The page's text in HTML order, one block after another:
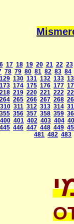
17 18 19 20 21 22 23
78 79 80 81 82 83 84
129 130 131 132 133
173 174 175 176 177
218 219 220 221 222
264 265 266 267 268
310 311 312 313 314
355 356 357 358 359
400 401 402 403 404
445 446 447 448 449
481 482 483